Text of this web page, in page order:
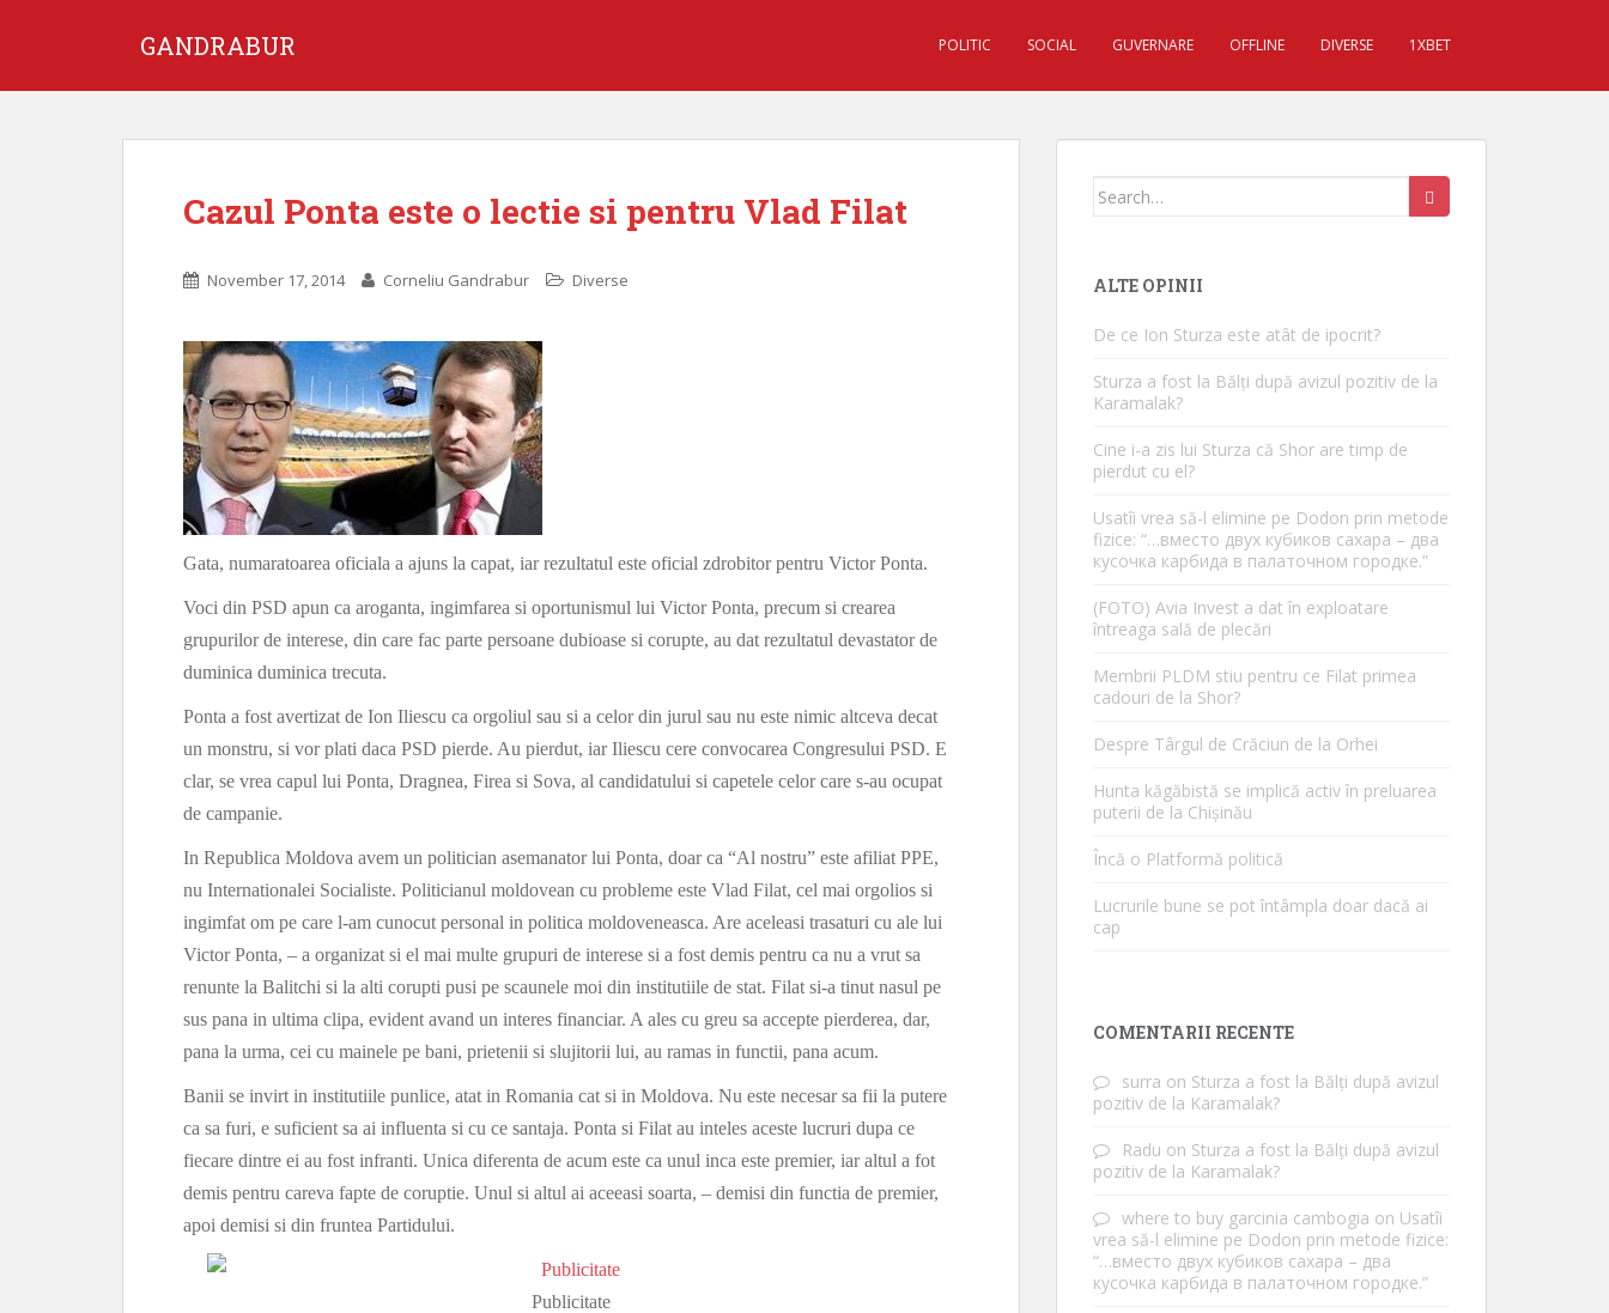
GANDRABUR POLITIC SOCIAL GUVERNARE OFFLINE DIVERSE 1XBET
Cazul Ponta este o lectie si pentru Vlad Filat
November 17, 2014 Corneliu Gandrabur Diverse
Gata, numaratoarea oficiala a ajuns la capat, iar rezultatul este oficial zdrobitor pentru Victor Ponta.
Voci din PSD apun ca aroganta, ingimfarea si oportunismul lui Victor Ponta, precum si crearea
grupurilor de interese, din care fac parte persoane dubioase si corupte, au dat rezultatul devastator de
duminica duminica trecuta.
Ponta a fost avertizat de Ion Iliescu ca orgoliul sau si a celor din jurul sau nu este nimic altceva decat
un monstru, si vor plati daca PSD pierde. Au pierdut, iar Iliescu cere convocarea Congresului PSD. E
clar, se vrea capul lui Ponta, Dragnea, Firea si Sova, al candidatului si capetele celor care s-au ocupat
de campanie.
In Republica Moldova avem un politician asemanator lui Ponta, doar ca “Al nostru” este afiliat PPE,
nu Internationalei Socialiste. Politicianul moldovean cu probleme este Vlad Filat, cel mai orgolios si
ingimfat om pe care l-am cunocut personal in politica moldoveneasca. Are aceleasi trasaturi cu ale lui
Victor Ponta, – a organizat si el mai multe grupuri de interese si a fost demis pentru ca nu a vrut sa
renunte la Balitchi si la alti corupti pusi pe scaunele moi din institutiile de stat. Filat si-a tinut nasul pe
sus pana in ultima clipa, evident avand un interes financiar. A ales cu greu sa accepte pierderea, dar,
pana la urma, cei cu mainele pe bani, prietenii si slujitorii lui, au ramas in functii, pana acum.
Banii se invirt in institutiile punlice, atat in Romania cat si in Moldova. Nu este necesar sa fii la putere
ca sa furi, e suficient sa ai influenta si cu ce santaja. Ponta si Filat au inteles aceste lucruri dupa ce
fiecare dintre ei au fost infranti. Unica diferenta de acum este ca unul inca este premier, iar altul a fot
demis pentru careva fapte de coruptie. Unul si altul ai aceeasi soarta, – demisi din functia de premier,
apoi demisi si din fruntea Partidului.
Publicitate
Search for:
ALTE OPINII
De ce Ion Sturza este atât de ipocrit?
Sturza a fost la Bălți după avizul pozitiv de la
Karamalak?
Cine i-a zis lui Sturza că Shor are timp de
pierdut cu el?
Usatîi vrea să-l elimine pe Dodon prin metode
fizice: “…вместо двух кубиков сахара – два
кусочка карбида в палаточном городке.”
(FOTO) Avia Invest a dat în exploatare
întreaga sală de plecări
Membrii PLDM stiu pentru ce Filat primea
cadouri de la Shor?
Despre Târgul de Crăciun de la Orhei
Hunta kăgăbistă se implică activ în preluarea
puterii de la Chișinău
Încă o Platformă politică
Lucrurile bune se pot întâmpla doar dacă ai
cap
COMENTARII RECENTE
surra on Sturza a fost la Bălți după avizul
pozitiv de la Karamalak?
Radu on Sturza a fost la Bălți după avizul
pozitiv de la Karamalak?
where to buy garcinia cambogia on Usatîi
vrea să-l elimine pe Dodon prin metode fizice:
“…вместо двух кубиков сахара – два
кусочка карбида в палаточном городке.”